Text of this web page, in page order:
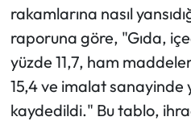
rakamlarına nasıl
raporuna göre, "Gıda,
yüzde 11,7, ham
15,4 ve imalat sanayinde
kaydedildi." Bu tablo,